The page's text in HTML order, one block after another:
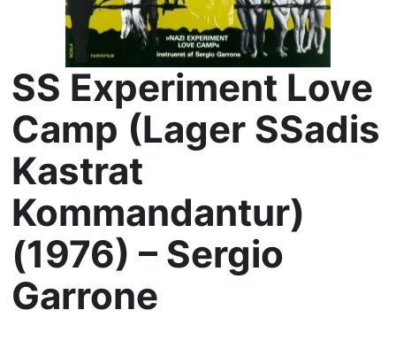
SS Experiment Love
Camp (Lager SSadis
Kastrat
Kommandantur)
(1976) – Sergio
Garrone